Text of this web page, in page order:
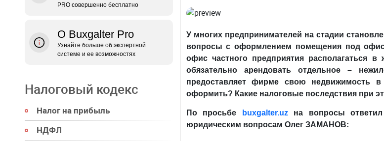
PRO совершенно бесплатно
О Buxgalter Pro
Узнайте больше об экспертной
системе и ее возможностях
Налоговый кодекс
Налог на прибыль
НДФЛ
У многих предпринимателей на стадии
вопросы с оформлением помещения под
офис частного предприятия располагаться
обязательно арендовать отдельное –
предоставляет фирме свою недвижимость в
оформить? Какие налоговые последствия при
По просьбе buxgalter.uz
на вопросы
юридическим вопросам Олег ЗАМАНОВ: